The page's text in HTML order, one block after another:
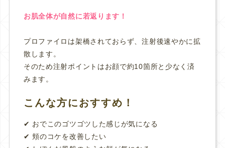
お肌全体が自然に若返ります！
プロファイロは架橋されておらず、注射後速やかに拡
散します。
そのため注射ポイントはお顔で約10箇所と少なく済
みます。
こんな方におすすめ！
✔︎ おでこのゴツゴツした感じが気になる
✔︎ 頬のコケを改善したい